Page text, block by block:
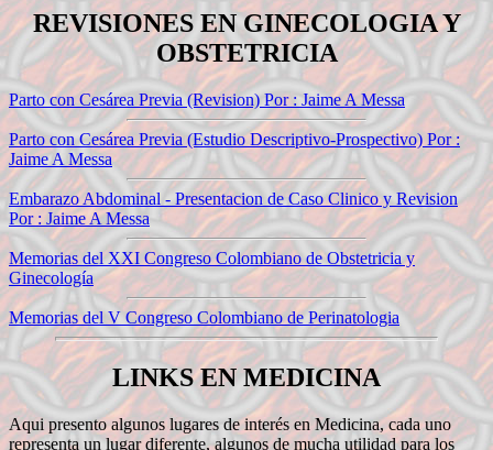
REVISIONES EN GINECOLOGIA Y
OBSTETRICIA
Parto con Cesárea Previa (Revision) Por : Jaime A Messa
Parto con Cesárea Previa (Estudio Descriptivo-Prospectivo) Por :
Jaime A Messa
Embarazo Abdominal - Presentacion de Caso Clinico y Revision
Por : Jaime A Messa
Memorias del XXI Congreso Colombiano de Obstetricia y
Ginecología
Memorias del V Congreso Colombiano de Perinatologia
LINKS EN MEDICINA
Aqui presento algunos lugares de interés en Medicina, cada uno
representa un lugar diferente, algunos de mucha utilidad para los